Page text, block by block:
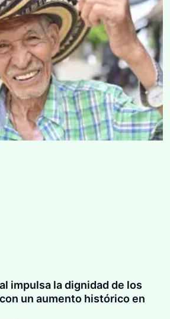
impulsa la dignidad de los
un aumento histórico en